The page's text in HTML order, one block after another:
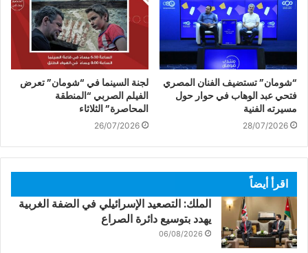
“شومان” تستضيف الفنان المصري
فتحي عبد الوهاب في حوار حول
مسيرته الفنية
28/07/2026
لجنة السينما في “شومان” تعرض
الفيلم الصربي “المنطقة
المحاصرة” الثلاثاء
26/07/2026
اقرأ أيضاً
الملك: التصعيد الإسرائيلي في الضفة الغربية
يهدد بتوسيع دائرة الصراع
06/08/2026